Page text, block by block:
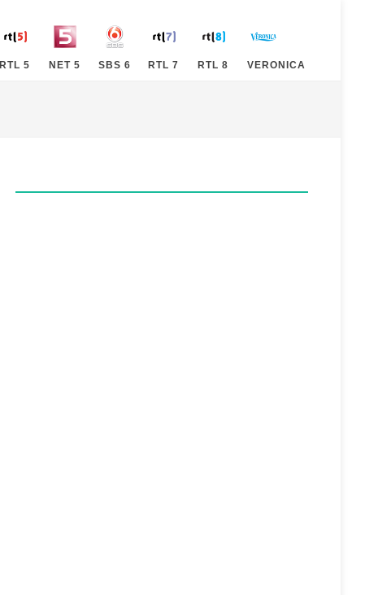
RTL 5 NET 5 SBS 6 RTL 7 RTL 8 VERONICA